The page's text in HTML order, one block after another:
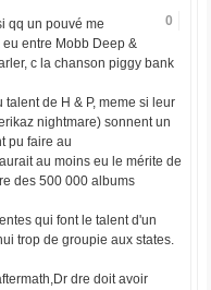
0
qq un pouvé me
entre Mobb Deep &
c la chanson piggy bank
de H & P, meme si leur
nightmare) sonnent un
pu faire au
au moins eu le mérite de
des 500 000 albums
qui font le talent d'un
trop de groupie aux states.
dre doit avoir